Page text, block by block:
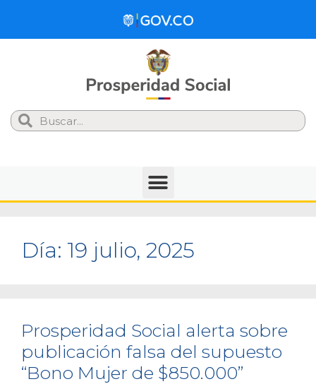
Search
Día:19 julio, 2025
Prosperidad Social alerta sobre
publicación falsa del supuesto
“Bono Mujer de $850.000”